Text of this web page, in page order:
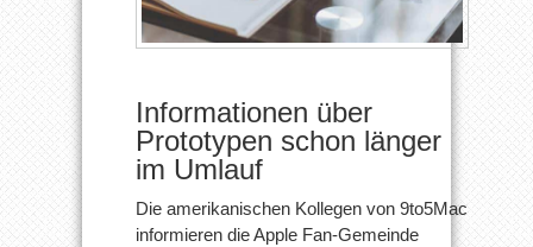
Informationen über
Prototypen schon länger
im Umlauf
Die amerikanischen Kollegen von 9to5Mac
informieren die Apple Fan-Gemeinde